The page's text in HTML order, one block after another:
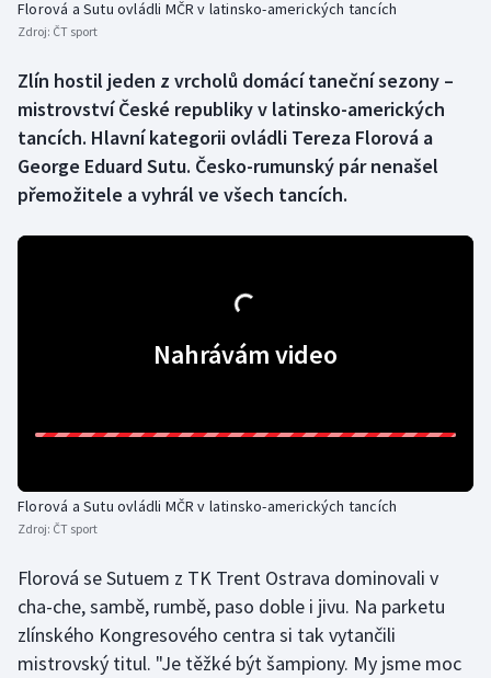
Boby a skeleton
Box
Curling
Dostihy
Florbal
Házená
Jezdectví
Krasobruslení
Lezení
AZ kvíz
Florová a Sutu ovládli MČR v latinsko-amerických tancích
Zdroj: ČT sport
Zlín hostil jeden z vrcholů domácí taneční sezony –
mistrovství České republiky v latinsko-amerických
tancích. Hlavní kategorii ovládli Tereza Florová a
George Eduard Sutu. Česko-rumunský pár nenašel
přemožitele a vyhrál ve všech tancích.
Nahrávám video
Florová a Sutu ovládli MČR v latinsko-amerických tancích
Zdroj: ČT sport
Florová se Sutuem z TK Trent Ostrava dominovali v
cha-che, sambě, rumbě, paso doble i jivu. Na parketu
zlínského Kongresového centra si tak vytančili
mistrovský titul. "Je těžké být šampiony. My jsme moc